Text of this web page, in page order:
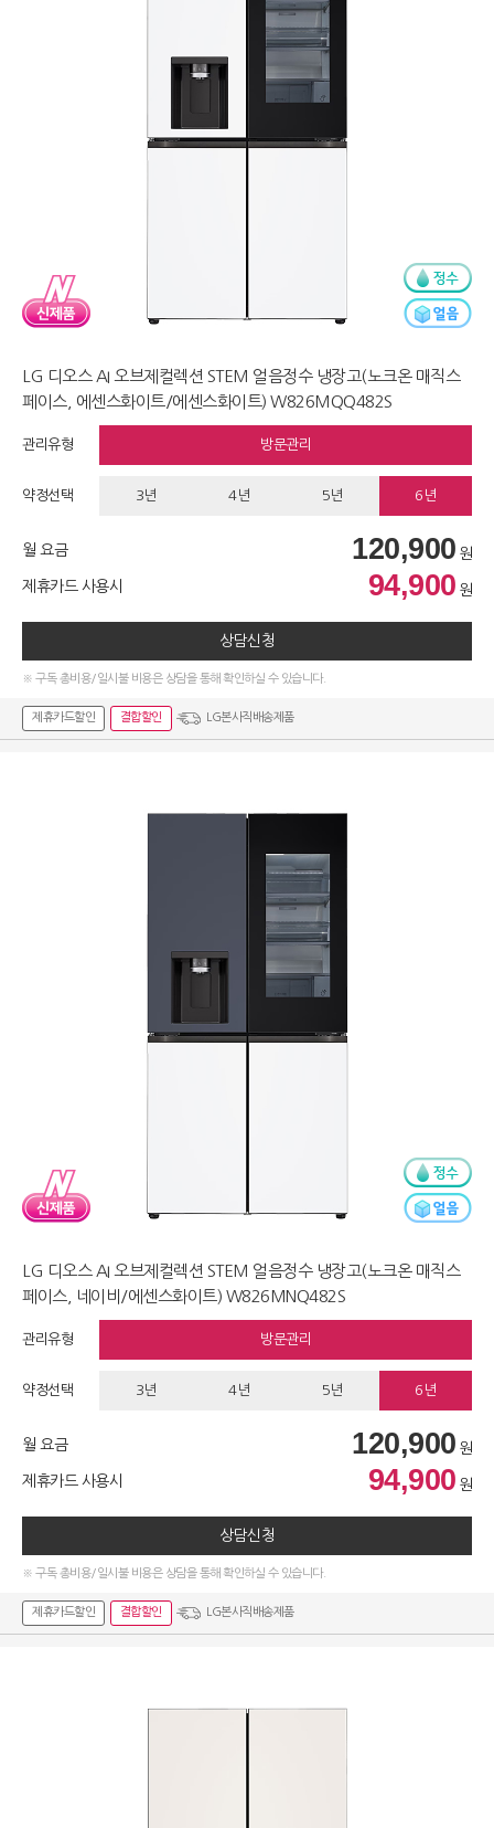
LG 디오스 AI 오브제컬렉션 STEM 얼음정수 냉장고(노크온 매직스
페이스, 에센스화이트/에센스화이트) W826MQQ482S
관리유형 방문관리
약정선택 3년 4년 5년 6년
월 요금 120,900 원
제휴카드 사용시 94,900 원
상담신청
※ 구독 총비용/일시불 비용은 상담을 통해 확인하실 수 있습니다.
제휴카드할인 결합할인 LG본사직배송제품
LG 디오스 AI 오브제컬렉션 STEM 얼음정수 냉장고(노크온 매직스
페이스, 네이비/에센스화이트) W826MNQ482S
관리유형 방문관리
약정선택 3년 4년 5년 6년
월 요금 120,900 원
제휴카드 사용시 94,900 원
상담신청
※ 구독 총비용/일시불 비용은 상담을 통해 확인하실 수 있습니다.
제휴카드할인 결합할인 LG본사직배송제품